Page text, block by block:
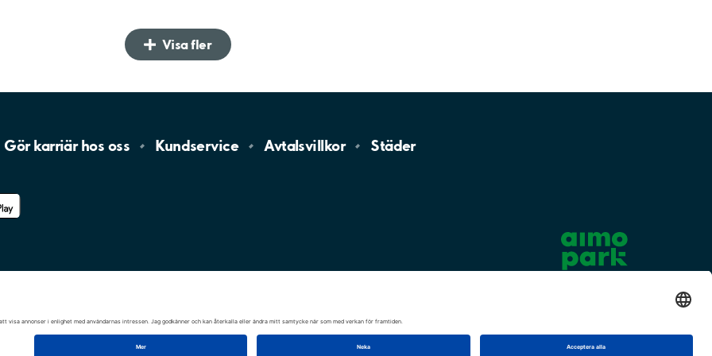
Visa fler
Gör karriär hos oss Kundservice Avtalsvillkor Städer